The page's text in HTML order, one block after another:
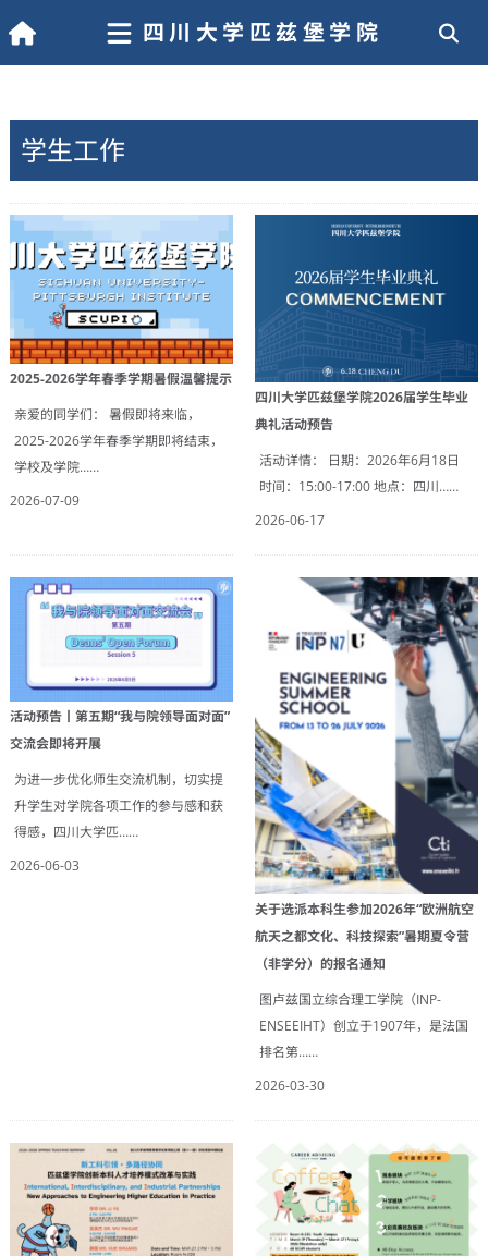
四川大学匹兹堡学院
学生工作
2025-2026学年春季学期暑假温馨提示
亲爱的同学们： 暑假即将来临，
2025-2026学年春季学期即将结束，
学校及学院……
2026-07-09
四川大学匹兹堡学院2026届学生毕业
典礼活动预告
活动详情： 日期：2026年6月18日
时间：15:00-17:00 地点：四川……
2026-06-17
活动预告丨第五期“我与院领导面对面”
交流会即将开展
为进一步优化师生交流机制，切实提
升学生对学院各项工作的参与感和获
得感，四川大学匹……
2026-06-03
关于选派本科生参加2026年“欧洲航空
航天之都文化、科技探索”暑期夏令营
（非学分）的报名通知
图卢兹国立综合理工学院（INP-
ENSEEIHT）创立于1907年，是法国
排名第……
2026-03-30